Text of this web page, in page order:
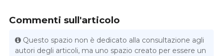
Commenti sull'articolo
Questo spazio non è dedicato alla consultazione agli
autori degli articoli, ma uno spazio creato per essere un